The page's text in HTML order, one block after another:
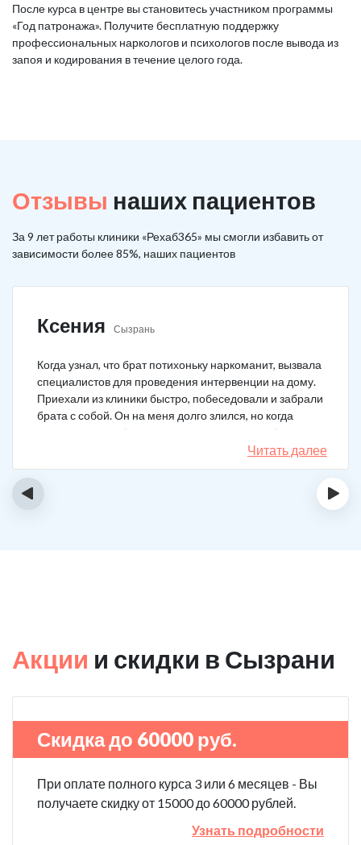
После курса в центре вы становитесь участником программы
«Год патронажа». Получите бесплатную поддержку
профессиональных наркологов и психологов после вывода из
запоя и кодирования в течение целого года.
Отзывы наших пациентов
За 9 лет работы клиники «Рехаб365» мы смогли избавить от
зависимости более 85%, наших пациентов
Ксения Сызрань
Когда узнал, что брат потихоньку наркоманит, вызвала
специалистов для проведения интервенции на дому.
Приехали из клиники быстро, побеседовали и забрали
брата с собой. Он на меня долго злился, но когда
понял, что если бы я не пошла на тот шаг, он бы не
выкарабкался. После курса вышел здоровым. Больше
не принимает.
Читать далее
‹ ›
Акции и скидки в Сызрани
Скидка до 60000 руб.
При оплате полного курса 3 или 6 месяцев - Вы
получаете скидку от 15000 до 60000 рублей.
Узнать подробности